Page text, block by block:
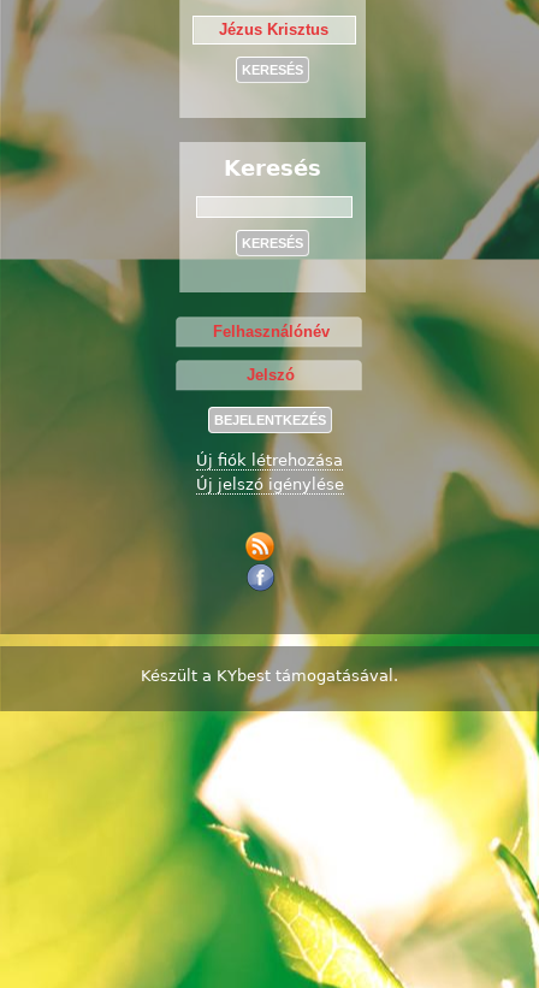
Keresés
Új fiók létrehozása
Új jelszó igénylése
Készült a KYbest támogatásával.